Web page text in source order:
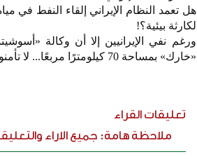
هل تعمد النظام الإيراني إلقاء النفط في
لكارثة بيئية؟!
ورغم نفي الإيرانيين إلا أن وكالة
«خارك» بمساحة 70 كيلومترًا مربعًا... لا تأمنوهم الحرص واجب.
تعليقات القراء
ملاحظة هامة: جميع الاراء